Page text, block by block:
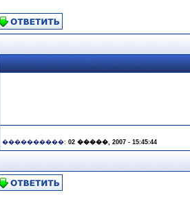
����������: 02 �����, 2007 - 15:45:44